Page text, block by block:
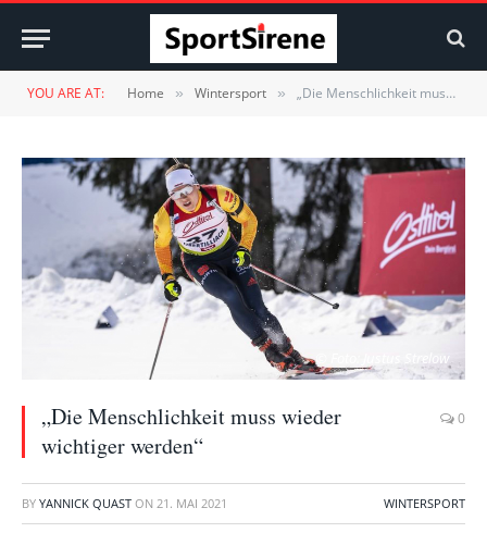
YOU ARE AT: Home » Wintersport » „Die Menschlichkeit muss wieder wichtiger werden“
© Foto: Justus Strelow
„Die Menschlichkeit muss wieder
wichtiger werden“
0
BY YANNICK QUAST ON 21. MAI 2021 WINTERSPORT